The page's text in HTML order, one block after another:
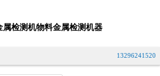
检测机物料金属检测机器
13296241520